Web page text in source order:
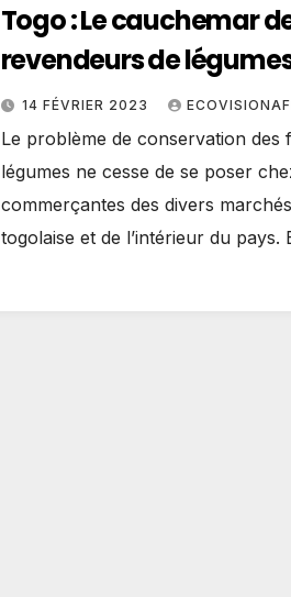
Togo : Le cauchemar
revendeurs de
14 FÉVRIER 2023
Le problème de conservation des
légumes ne cesse de se poser
commerçantes des divers
togolaise et de l’intérieur du